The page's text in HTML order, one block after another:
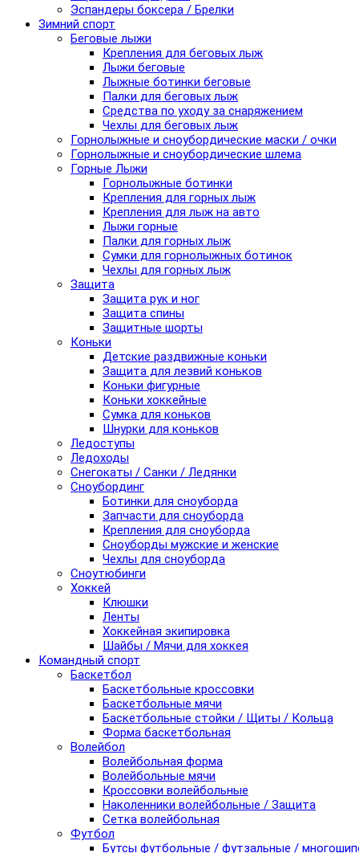
Эспандеры боксера / Брелки
Зимний спорт
Беговые лыжи
Крепления для беговых лыж
Лыжи беговые
Лыжные ботинки беговые
Палки для беговых лыж
Средства по уходу за снаряжением
Чехлы для беговых лыж
Горнолыжные и сноубордические маски / очки
Горнолыжные и сноубордические шлема
Горные Лыжи
Горнолыжные ботинки
Крепления для горных лыж
Крепления для лыж на авто
Лыжи горные
Палки для горных лыж
Сумки для горнолыжных ботинок
Чехлы для горных лыж
Защита
Защита рук и ног
Защита спины
Защитные шорты
Коньки
Детские раздвижные коньки
Защита для лезвий коньков
Коньки фигурные
Коньки хоккейные
Сумка для коньков
Шнурки для коньков
Ледоступы
Ледоходы
Снегокаты / Санки / Ледянки
Сноубординг
Ботинки для сноуборда
Запчасти для сноуборда
Крепления для сноуборда
Сноуборды мужские и женские
Чехлы для сноуборда
Сноутюбинги
Хоккей
Клюшки
Ленты
Хоккейная экипировка
Шайбы / Мячи для хоккея
Командный спорт
Баскетбол
Баскетбольные кроссовки
Баскетбольные мячи
Баскетбольные стойки / Щиты / Кольца
Форма баскетбольная
Волейбол
Волейбольная форма
Волейбольные мячи
Кроссовки волейбольные
Наколенники волейбольные / Защита
Сетка волейбольная
Футбол
Бутсы футбольные / футзальные /